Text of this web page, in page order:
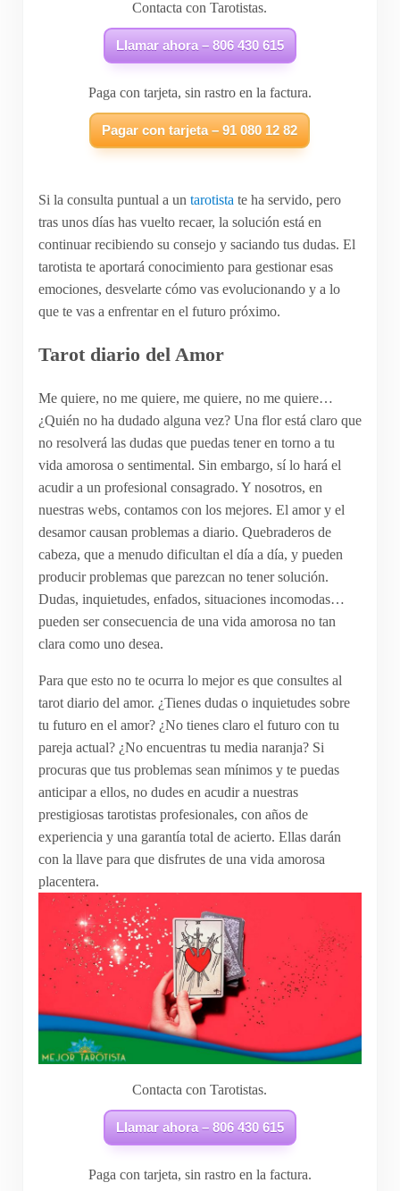
Contacta con Tarotistas.
Llamar ahora – 806 430 615
Paga con tarjeta, sin rastro en la factura.
Pagar con tarjeta – 91 080 12 82
Si la consulta puntual a un tarotista te ha servido, pero
tras unos días has vuelto recaer, la solución está en
continuar recibiendo su consejo y saciando tus dudas. El
tarotista te aportará conocimiento para gestionar esas
emociones, desvelarte cómo vas evolucionando y a lo
que te vas a enfrentar en el futuro próximo.
Tarot diario del Amor
Me quiere, no me quiere, me quiere, no me quiere…
¿Quién no ha dudado alguna vez? Una flor está claro que
no resolverá las dudas que puedas tener en torno a tu
vida amorosa o sentimental. Sin embargo, sí lo hará el
acudir a un profesional consagrado. Y nosotros, en
nuestras webs, contamos con los mejores. El amor y el
desamor causan problemas a diario. Quebraderos de
cabeza, que a menudo dificultan el día a día, y pueden
producir problemas que parezcan no tener solución.
Dudas, inquietudes, enfados, situaciones incomodas…
pueden ser consecuencia de una vida amorosa no tan
clara como uno desea.
Para que esto no te ocurra lo mejor es que consultes al
tarot diario del amor. ¿Tienes dudas o inquietudes sobre
tu futuro en el amor? ¿No tienes claro el futuro con tu
pareja actual? ¿No encuentras tu media naranja? Si
procuras que tus problemas sean mínimos y te puedas
anticipar a ellos, no dudes en acudir a nuestras
prestigiosas tarotistas profesionales, con años de
experiencia y una garantía total de acierto. Ellas darán
con la llave para que disfrutes de una vida amorosa
placentera.
Contacta con Tarotistas.
Llamar ahora – 806 430 615
Paga con tarjeta, sin rastro en la factura.